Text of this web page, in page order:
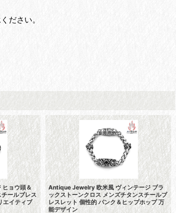
ださい。
ョウ頭＆
ールブレス
エイティブ
Antique Jewelry 欧米風 ヴィンテージ ブラ
ックストーンクロス メンズチタンスチールブ
レスレット 個性的 パンク＆ヒップホップ 万
能デザイン